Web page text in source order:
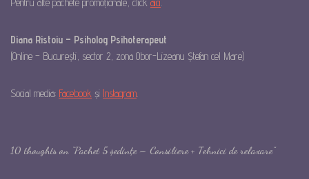
Diana Ristoiu – Psiholog Psihoterapeut
(Online – București, sector 2, zona Obor-Lizeanu Ștefan cel Mare)
Social media: Facebook și Instagram
10 thoughts on “Pachet 5 ședințe – Consiliere + Tehnici de relaxare”